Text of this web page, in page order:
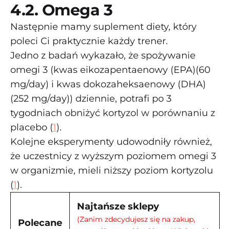
4.2. Omega 3
Następnie mamy suplement diety, który
poleci Ci praktycznie każdy trener.
Jedno z badań wykazało, że spożywanie
omegi 3 (kwas eikozapentaenowy (EPA)(60
mg/day) i kwas dokozaheksaenowy (DHA)
(252 mg/day)) dziennie, potrafi po 3
tygodniach obniżyć kortyzol w porównaniu z
placebo (1).
Kolejne eksperymenty udowodniły również,
że uczestnicy z wyższym poziomem omegi 3
w organizmie, mieli niższy poziom kortyzolu
(1).
Polecane
Najtańsze sklepy
(Zanim zdecydujesz się na zakup,